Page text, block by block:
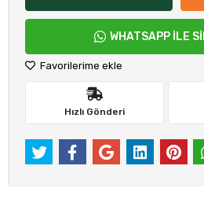
WHATSAPP İLE
Favorilerime ekle
Hızlı Gönderi